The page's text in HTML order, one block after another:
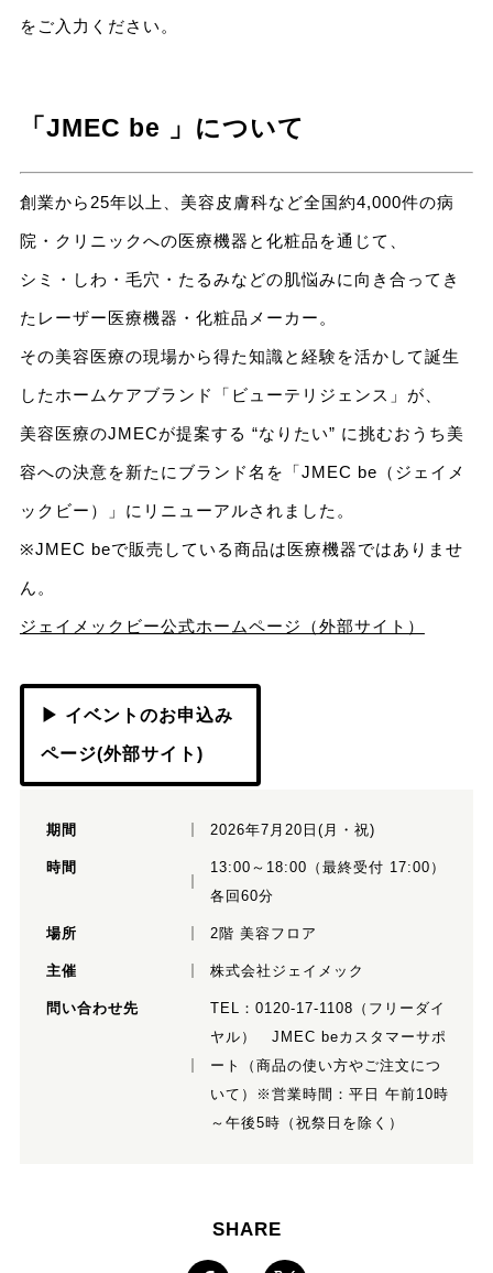
をご入力ください。
「JMEC be 」について
創業から25年以上、美容皮膚科など全国約4,000件の病
院・クリニックへの医療機器と化粧品を通じて、
シミ・しわ・毛穴・たるみなどの肌悩みに向き合ってき
たレーザー医療機器・化粧品メーカー。
その美容医療の現場から得た知識と経験を活かして誕生
したホームケアブランド「ビューテリジェンス」が、
美容医療のJMECが提案する “なりたい” に挑むおうち美
容への決意を新たにブランド名を「JMEC be（ジェイメ
ックビー）」にリニューアルされました。
※JMEC beで販売している商品は医療機器ではありませ
ん。
ジェイメックビー公式ホームページ（外部サイト）
▶ イベントのお申込み
ページ(外部サイト)
期間 2026年7月20日(月・祝)
時間
13:00～18:00（最終受付 17:00）
各回60分
場所 2階 美容フロア
主催 株式会社ジェイメック
問い合わせ先 TEL： 0120-17-1108（フリーダイ
ヤル）
JMEC beカスタマーサポ
ート（商品の使い方やご注文につ
いて）※営業時間：平日 午前10時
～午後5時（祝祭日を除く）
SHARE